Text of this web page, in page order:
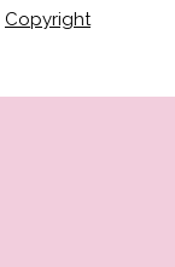
Copyright